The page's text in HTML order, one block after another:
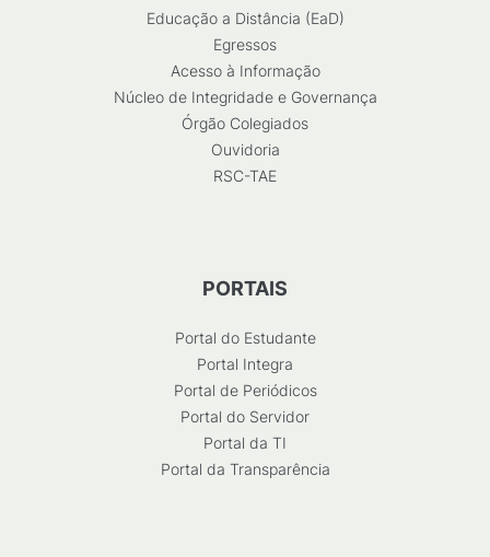
Educação a Distância (EaD)
Egressos
Acesso à Informação
Núcleo de Integridade e Governança
Órgão Colegiados
Ouvidoria
RSC-TAE
PORTAIS
Portal do Estudante
Portal Integra
Portal de Periódicos
Portal do Servidor
Portal da TI
Portal da Transparência